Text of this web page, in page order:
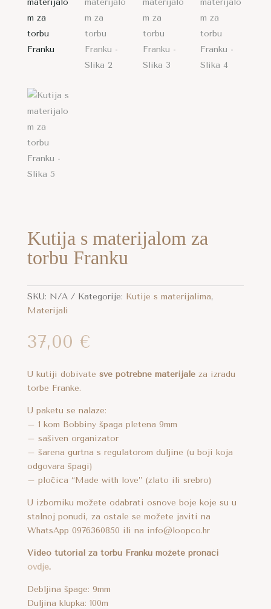
Kutija s materijalom za
torbu Franku
SKU: N/A Kategorije: Kutije s materijalima,
Materijali
37,00 €
U kutiji dobivate sve potrebne materijaleza izradu
torbe Franke.
U paketu se nalaze:
– 1 kom Bobbiny špaga pletena 9mm
– sašiven organizator
– šarena gurtna s regulatorom duljine (u boji koja
odgovara špagi)
– pločica “Made with love” (zlato ili srebro)
U izborniku možete odabrati osnove boje koje su u
stalnoj ponudi, za ostale se možete javiti na
WhatsApp 0976360850 ili na info@loopco.hr
Video tutorial za torbu Franku možete pronaći
ovdje.
Debljina špage: 9mm
Duljina klupka: 100m